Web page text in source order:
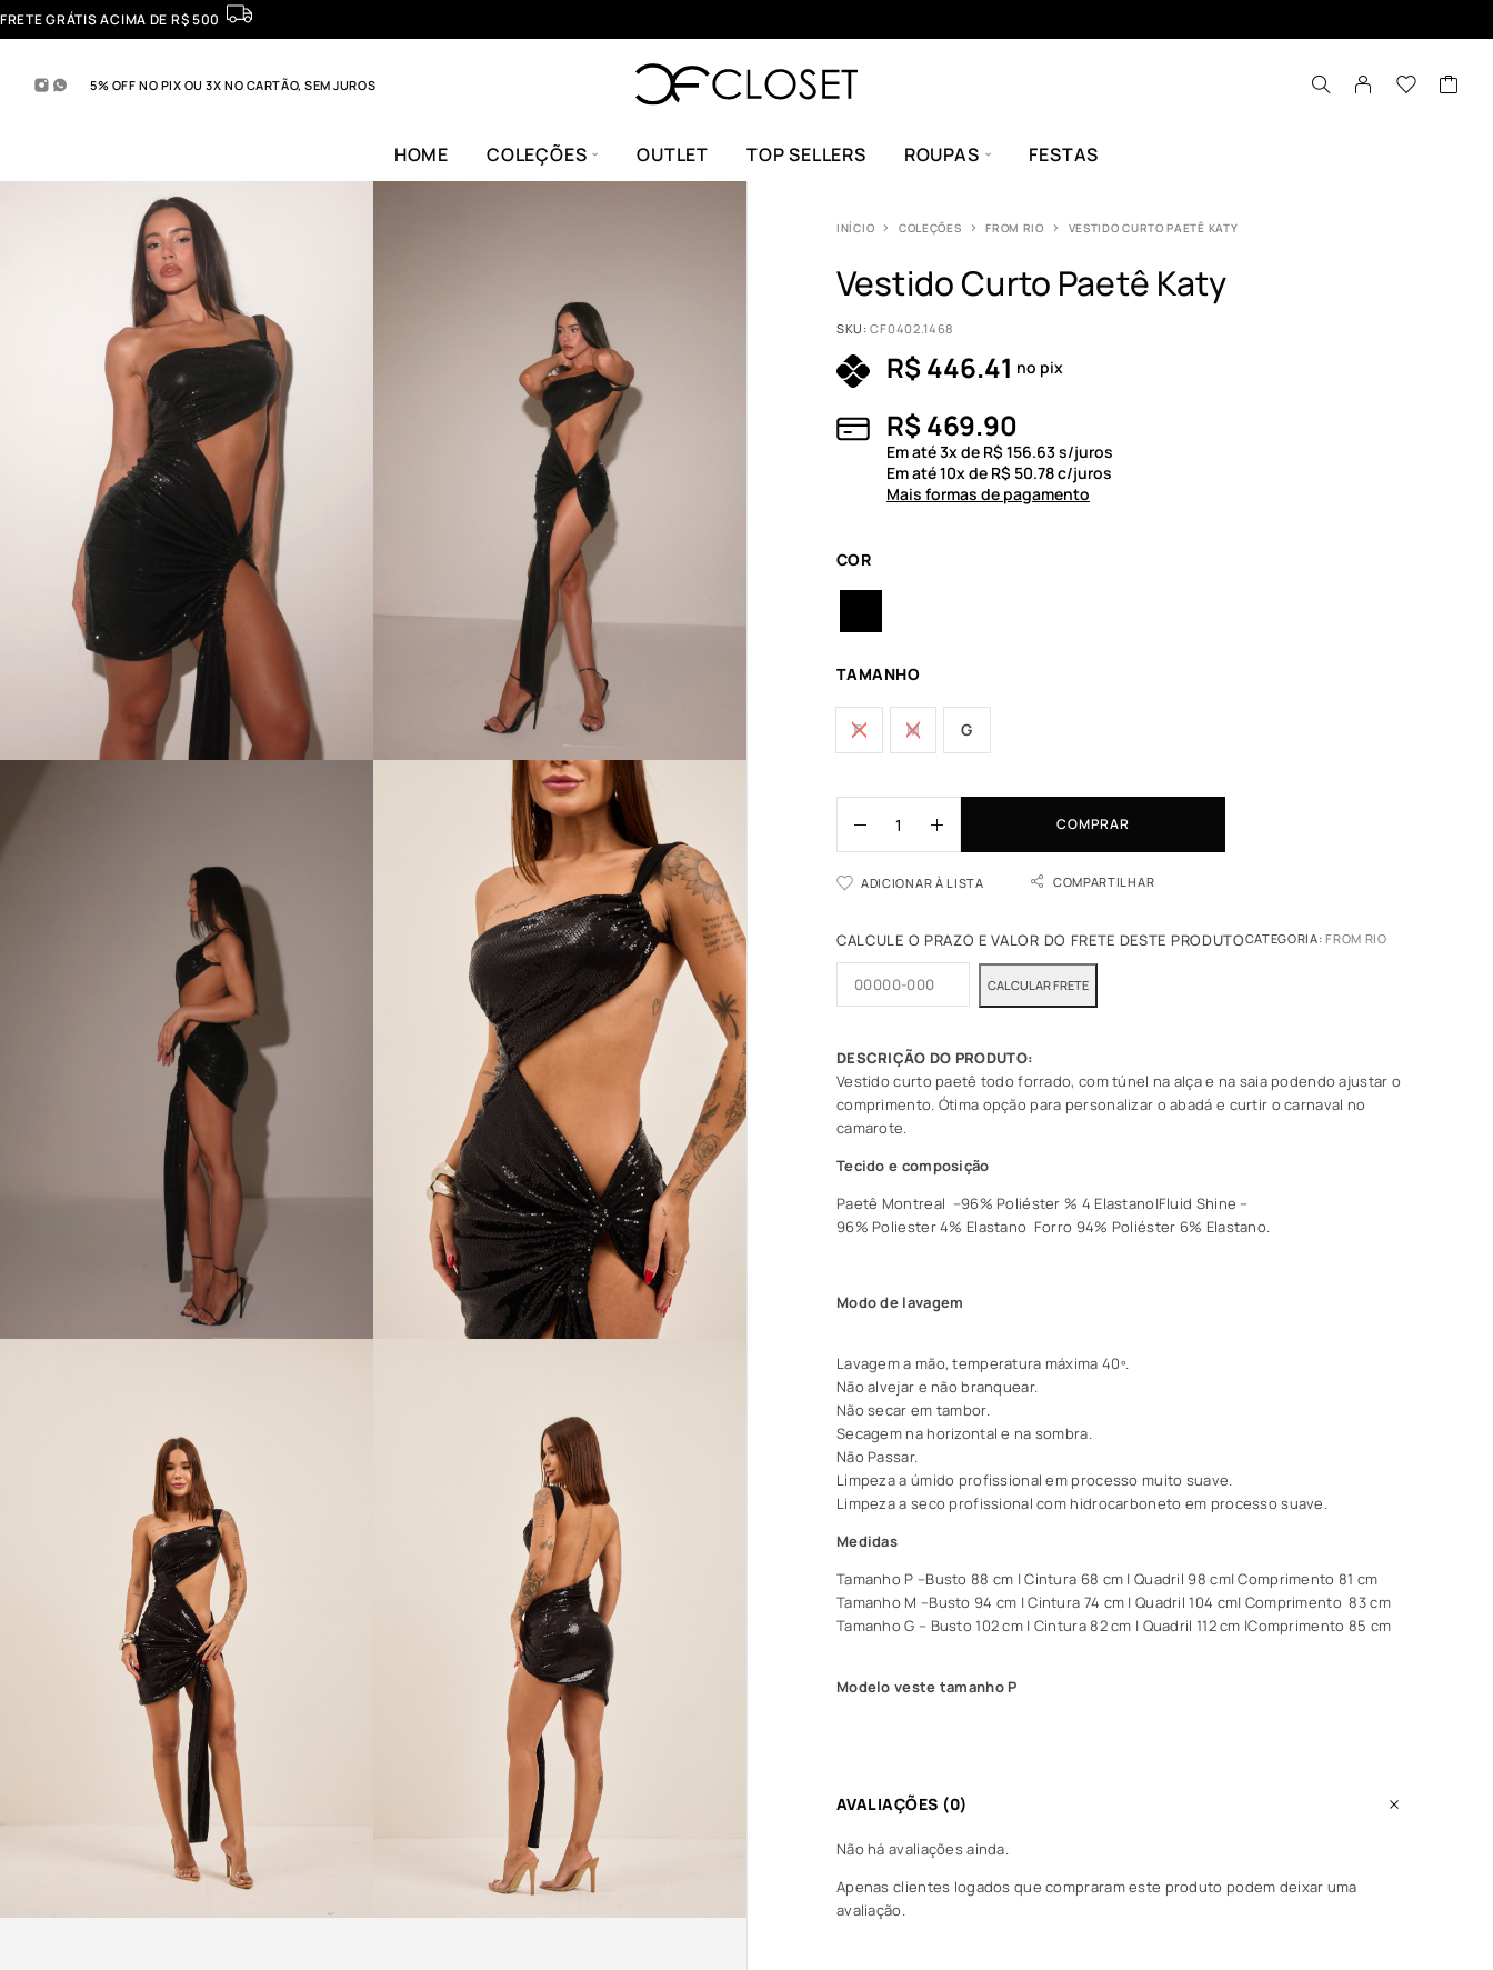
FRETE GRÁTIS ACIMA DE R$ 500
5% OFF NO PIX OU 3X NO CARTÃO, SEM JUROS
HOME COLEÇÕES OUTLET TOP SELLERS ROUPAS FESTAS
INÍCIO COLEÇÕES FROM RIO VESTIDO CURTO PAETÊ KATY
Vestido Curto Paetê Katy
SKU:CF0402.1468
R$ 446.41 no pix
R$ 469.90
Em até3x de R$ 156.63s/juros
Em até10x de R$ 50.78c/juros
Mais formas de pagamento
COR
TAMANHO
P M G
COMPRAR
ADICIONAR À LISTA COMPARTILHAR
CALCULE O PRAZO E VALOR DO FRETE DESTE PRODUTOCATEGORIA:FROM RIO
Vestido curto paetê todo forrado, com túnel na alça e na saia podendo ajustar o
comprimento. Ótima opção para personalizar o abadá e curtir ocarnaval no
camarote.
Tecido e composição
Paetê Montreal –96% Poliéster % 4 Elastano|Fluid Shine –
96% Poliester 4% Elastano Forro 94% Poliéster 6% Elastano.
Modo de lavagem
Lavagema mão, temperatura máxima 40º.
Não alvejar e não branquear.
Não secar em tambor.
Secagem na horizontal e na sombra.
Não Passar.
Limpeza a úmido profissional em processo muito suave.
Limpeza a seco profissional com hidrocarboneto em processo suave.
Medidas
Tamanho P –Busto 88 cm | Cintura 68 cm | Quadril 98 cm| Comprimento 81 cm
Tamanho M –Busto 94 cm | Cintura 74 cm | Quadril 104 cm| Comprimento 83 cm
Tamanho G – Busto 102 cm | Cintura 82 cm | Quadril 112 cm |Comprimento 85 cm
Modelo veste tamanho P
AVALIAÇÕES (0)
Não há avaliações ainda.
Apenas clientes logados que compraram este produto podem deixar uma
avaliação.